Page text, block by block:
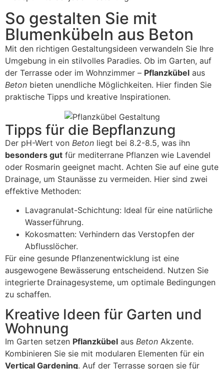
So gestalten Sie mit
Blumenkübeln aus Beton
Mit den richtigen Gestaltungsideen verwandeln Sie Ihre
Umgebung in ein stilvolles Paradies. Ob im Garten, auf
der Terrasse oder im Wohnzimmer – Pflanzkübel aus
Beton bieten unendliche Möglichkeiten. Hier finden Sie
praktische Tipps und kreative Inspirationen.
Tipps für die Bepflanzung
Der pH-Wert von Beton liegt bei 8.2-8.5, was ihn
besonders gut für mediterrane Pflanzen wie Lavendel
oder Rosmarin geeignet macht. Achten Sie auf eine gute
Drainage, um Staunässe zu vermeiden. Hier sind zwei
effektive Methoden:
Lavagranulat-Schichtung: Ideal für eine natürliche
Wasserführung.
Kokosmatten: Verhindern das Verstopfen der
Abflusslöcher.
Für eine gesunde Pflanzenentwicklung ist eine
ausgewogene Bewässerung entscheidend. Nutzen Sie
integrierte Drainagesysteme, um optimale Bedingungen
zu schaffen.
Kreative Ideen für Garten und
Wohnung
Im Garten setzen Pflanzkübel aus Beton Akzente.
Kombinieren Sie sie mit modularen Elementen für ein
Vertical Gardening. Auf der Terrasse sorgen sie für